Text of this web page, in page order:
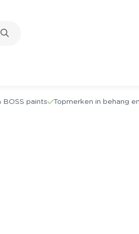
paints Topmerken in behang